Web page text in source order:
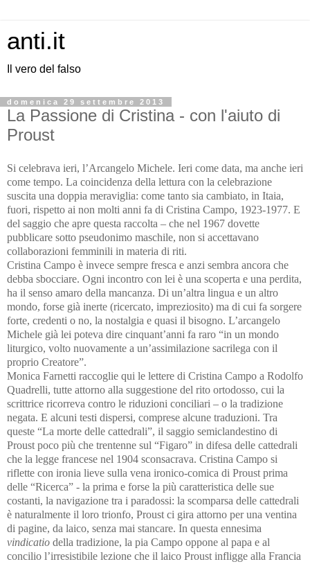
anti.it
Il vero del falso
domenica 29 settembre 2013
La Passione di Cristina - con l'aiuto di
Proust
Si celebrava ieri, l’Arcangelo Michele. Ieri come data, ma anche ieri
come tempo. La coincidenza della lettura con la celebrazione
suscita una doppia meraviglia: come tanto sia cambiato, in Itaia,
fuori, rispetto ai non molti anni fa di Cristina Campo, 1923-1977. E
del saggio che apre questa raccolta – che nel 1967 dovette
pubblicare sotto pseudonimo maschile, non si accettavano
collaborazioni femminili in materia di riti.
Cristina Campo è invece sempre fresca e anzi sembra ancora che
debba sbocciare. Ogni incontro con lei è una scoperta e una perdita,
ha il senso amaro della mancanza. Di un’altra lingua e un altro
mondo, forse già inerte (ricercato, impreziosito) ma di cui fa sorgere
forte, credenti o no, la nostalgia e quasi il bisogno. L’arcangelo
Michele già lei poteva dire cinquant’anni fa raro “in un mondo
liturgico, volto nuovamente a un’assimilazione sacrilega con il
proprio Creatore”.
Monica Farnetti raccoglie qui le lettere di Cristina Campo a Rodolfo
Quadrelli, tutte attorno alla suggestione del rito ortodosso, cui la
scrittrice ricorreva contro le riduzioni conciliari – o la tradizione
negata. E alcuni testi dispersi, comprese alcune traduzioni. Tra
queste “La morte delle cattedrali”, il saggio semiclandestino di
Proust poco più che trentenne sul “Figaro” in difesa delle cattedrali
che la legge francese nel 1904 sconsacrava. Cristina Campo si
riflette con ironia lieve sulla vena ironico-comica di Proust prima
delle “Ricerca” - la prima e forse la più caratteristica delle sue
costanti, la navigazione tra i paradossi: la scomparsa delle cattedrali
è naturalmente il loro trionfo, Proust ci gira attorno per una ventina
di pagine, da laico, senza mai stancare. In questa ennesima
vindicatio della tradizione, la pia Campo oppone al papa e al
concilio l’irresistibile lezione che il laico Proust infligge alla Francia